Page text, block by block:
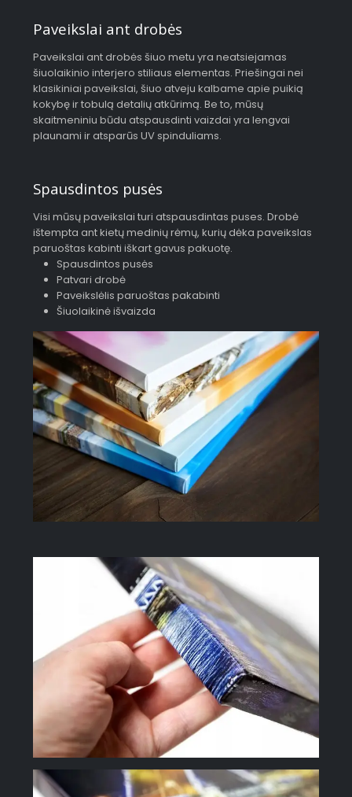
Paveikslai ant drobės
Paveikslai ant drobės šiuo metu yra neatsiejamas
šiuolaikinio interjero stiliaus elementas. Priešingai nei
klasikiniai paveikslai, šiuo atveju kalbame apie puikią
kokybę ir tobulą detalių atkūrimą. Be to, mūsų
skaitmeniniu būdu atspausdinti vaizdai yra lengvai
plaunami ir atsparūs UV spinduliams.
Spausdintos pusės
Visi mūsų paveikslai turi atspausdintas puses. Drobė
ištempta ant kietų medinių rėmų, kurių dėka paveikslas
paruoštas kabinti iškart gavus pakuotę.
Spausdintos pusės
Patvari drobė
Paveikslėlis paruoštas pakabinti
Šiuolaikinė išvaizda